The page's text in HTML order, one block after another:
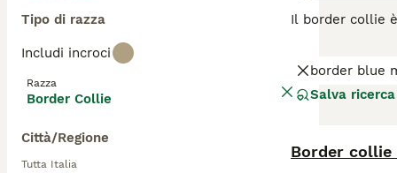
Tipo di razza
Includi incroci
Razza
Border Collie
Città/Regione
Tutta Italia
Il border collie
impegnativa e
border blue
Salva ricerca
Border collie